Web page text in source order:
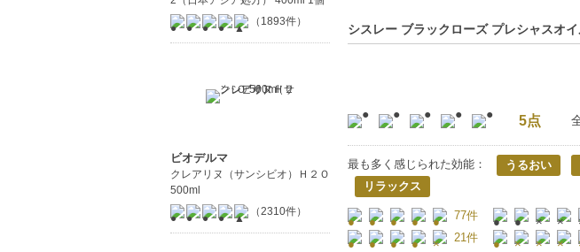
シスレー ブラックローズ プレシャスオ
5点
最も多く感じられた効能： うるおい
リラックス
77件
21件
（1893件）
ビオデルマ
クレアリヌ（サンシビオ）Ｈ２Ｏ
500ml
（2310件）